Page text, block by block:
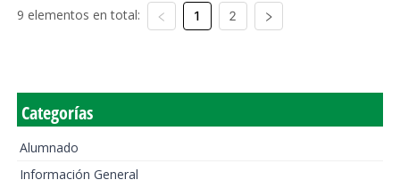
9 elementos en total: 1 2
Categorías
Alumnado
Información General